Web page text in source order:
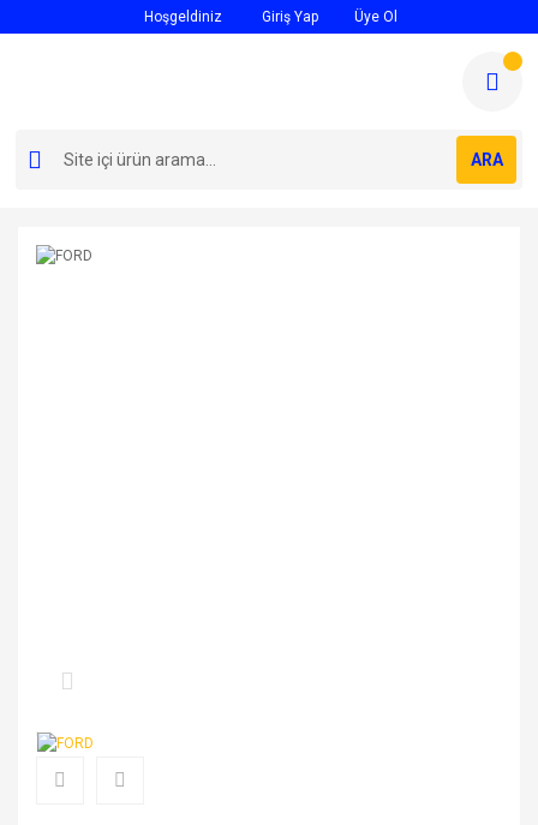
Hoşgeldiniz Giriş Yap Üye Ol
ARA